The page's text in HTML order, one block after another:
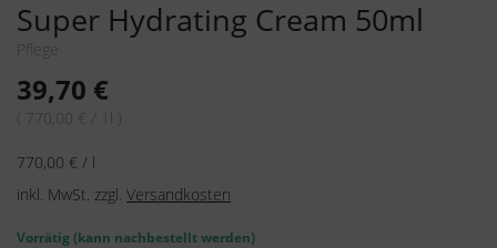
Super Hydrating Cream 50ml
Pflege
39,70 €
( 770,00 € / 1l )
770,00 € / l
inkl. MwSt. zzgl. Versandkosten
Vorrätig (kann nachbestellt werden)